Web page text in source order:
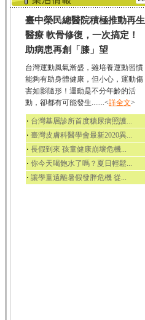
臺中榮民總醫院積極推動再生
醫療 軟骨修復，一次搞定！
助病患再創「膝」望
台灣運動風氣漸盛，雖培養運動習慣
能夠有助身體健康，但小心，運動傷
害如影隨形！運動是不分年齡的活
動，卻都有可能發生.......<詳全文>
‧ 台灣基層診所首度糖尿病照護...
‧ 臺灣皮膚科醫學會最新2020異...
‧ 長假到來 孩童健康崩壞危機...
‧ 你今天喝飽水了嗎？夏日輕鬆...
‧ 讓學童遠離暑假發胖危機 從...